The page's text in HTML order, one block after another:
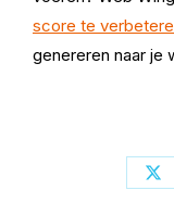
score te
genereren naar je